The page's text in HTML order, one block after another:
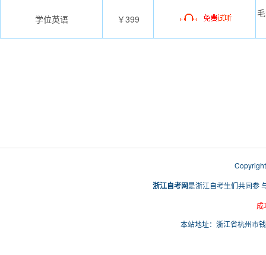
学位英语 ￥399
浙江自考网是浙江自考生们共同参
成
本站地址：浙江省杭州市